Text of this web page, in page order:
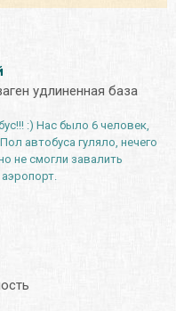
удлиненная база
:) Нас было 6 человек,
автобуса гуляло, нечего
не смогли завалить